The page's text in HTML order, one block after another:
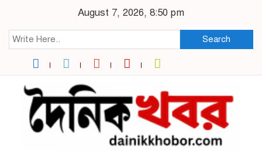
August 7, 2026, 8:50 pm
Search